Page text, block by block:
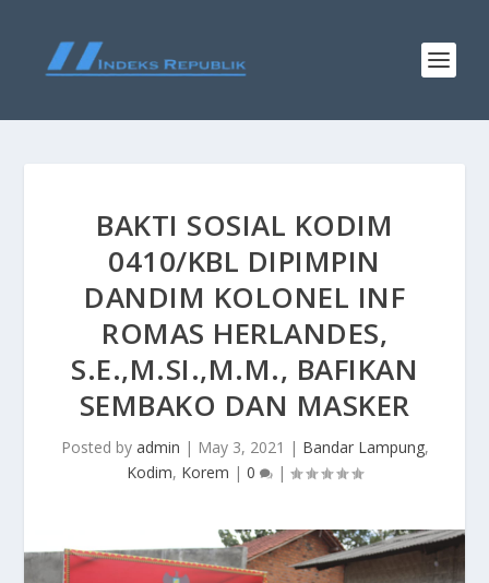
BAKTI SOSIAL KODIM
0410/KBL DIPIMPIN
DANDIM KOLONEL INF
ROMAS HERLANDES,
S.E.,M.SI.,M.M., BAFIKAN
SEMBAKO DAN MASKER
Posted by admin | May 3, 2021 | Bandar Lampung,
Kodim, Korem | 0 |